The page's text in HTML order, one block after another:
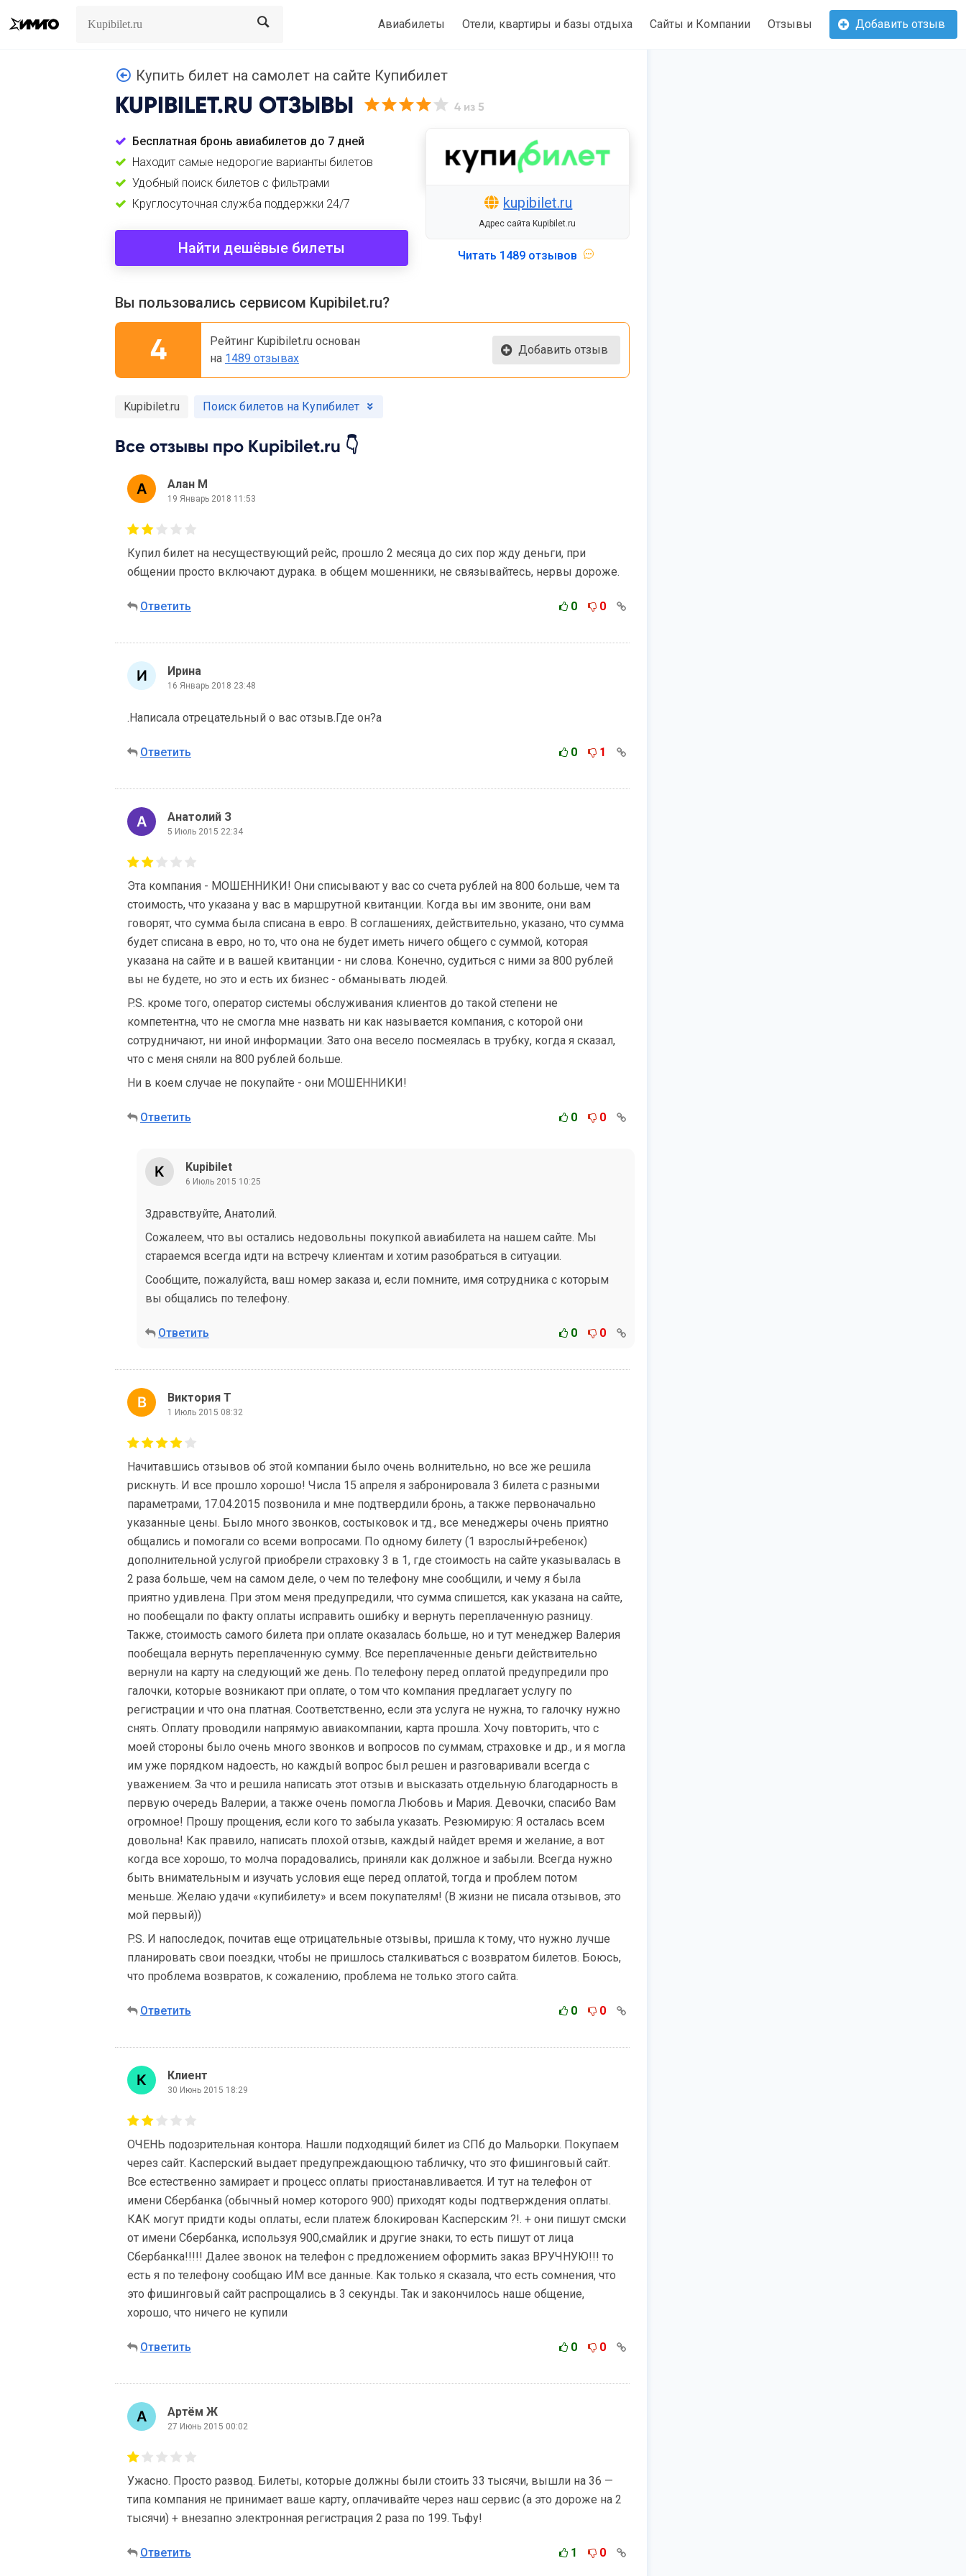
Search Авиабилеты Отели, квартиры и базы отдыха Сайты и Компании Отзывы Добавить отзыв
Купить билет на самолет на сайте Купибилет
KUPIBILET.RU ОТЗЫВЫ 4 из 5
Бесплатная бронь авиабилетов до 7 дней
Находит самые недорогие варианты билетов
Удобный поиск билетов с фильтрами
Круглосуточная служба поддержки 24/7
Найти дешёвые билеты
kupibilet.ru
Адрес сайта Kupibilet.ru
Читать 1489 отзывов
Вы пользовались сервисом Kupibilet.ru?
4
Рейтинг Kupibilet.ru основан
на 1489 отзывах
Добавить отзыв
Kupibilet.ru Поиск билетов на Купибилет
Все отзывы про Kupibilet.ru 👇
Алан М
19 Январь 2018 11:53
Купил билет на несуществующий рейс, прошло 2 месяца до сих пор жду деньги, при
общении просто включают дурака. в общем мошенники, не связывайтесь, нервы дороже.
Ответить 0 0
Ирина
16 Январь 2018 23:48
.Написала отрецательный о вас отзыв.Где он?а
Ответить 0 1
Анатолий З
5 Июль 2015 22:34
Эта компания - МОШЕННИКИ! Они списывают у вас со счета рублей на 800 больше, чем та
стоимость, что указана у вас в маршрутной квитанции. Когда вы им звоните, они вам
говорят, что сумма была списана в евро. В соглашениях, действительно, указано, что сумма
будет списана в евро, но то, что она не будет иметь ничего общего с суммой, которая
указана на сайте и в вашей квитанции - ни слова. Конечно, судиться с ними за 800 рублей
вы не будете, но это и есть их бизнес - обманывать людей.
P.S. кроме того, оператор системы обслуживания клиентов до такой степени не
компетентна, что не смогла мне назвать ни как называется компания, с которой они
сотрудничают, ни иной информации. Зато она весело посмеялась в трубку, когда я сказал,
что с меня сняли на 800 рублей больше.
Ни в коем случае не покупайте - они МОШЕННИКИ!
Ответить 0 0
Kupibilet
6 Июль 2015 10:25
Здравствуйте, Анатолий.
Сожалеем, что вы остались недовольны покупкой авиабилета на нашем сайте. Мы
стараемся всегда идти на встречу клиентам и хотим разобраться в ситуации.
Сообщите, пожалуйста, ваш номер заказа и, если помните, имя сотрудника с которым
вы общались по телефону.
Ответить 0 0
Виктория Т
1 Июль 2015 08:32
Начитавшись отзывов об этой компании было очень волнительно, но все же решила
рискнуть. И все прошло хорошо! Числа 15 апреля я забронировала 3 билета с разными
параметрами, 17.04.2015 позвонила и мне подтвердили бронь, а также первоначально
указанные цены. Было много звонков, состыковок и тд., все менеджеры очень приятно
общались и помогали со всеми вопросами. По одному билету (1 взрослый+ребенок)
дополнительной услугой приобрели страховку 3 в 1, где стоимость на сайте указывалась в
2 раза больше, чем на самом деле, о чем по телефону мне сообщили, и чему я была
приятно удивлена. При этом меня предупредили, что сумма спишется, как указана на сайте,
но пообещали по факту оплаты исправить ошибку и вернуть переплаченную разницу.
Также, стоимость самого билета при оплате оказалась больше, но и тут менеджер Валерия
пообещала вернуть переплаченную сумму. Все переплаченные деньги действительно
вернули на карту на следующий же день. По телефону перед оплатой предупредили про
галочки, которые возникают при оплате, о том что компания предлагает услугу по
регистрации и что она платная. Соответственно, если эта услуга не нужна, то галочку нужно
снять. Оплату проводили напрямую авиакомпании, карта прошла. Хочу повторить, что с
моей стороны было очень много звонков и вопросов по суммам, страховке и др., и я могла
им уже порядком надоесть, но каждый вопрос был решен и разговаривали всегда с
уважением. За что и решила написать этот отзыв и высказать отдельную благодарность в
первую очередь Валерии, а также очень помогла Любовь и Мария. Девочки, спасибо Вам
огромное! Прошу прощения, если кого то забыла указать. Резюмирую: Я осталась всем
довольна! Как правило, написать плохой отзыв, каждый найдет время и желание, а вот
когда все хорошо, то молча порадовались, приняли как должное и забыли. Всегда нужно
быть внимательным и изучать условия еще перед оплатой, тогда и проблем потом
меньше. Желаю удачи «купибилету» и всем покупателям! (В жизни не писала отзывов, это
мой первый))
P.S. И напоследок, почитав еще отрицательные отзывы, пришла к тому, что нужно лучше
планировать свои поездки, чтобы не пришлось сталкиваться с возвратом билетов. Боюсь,
что проблема возвратов, к сожалению, проблема не только этого сайта.
Ответить 0 0
Клиент
30 Июнь 2015 18:29
ОЧЕНЬ подозрительная контора. Нашли подходящий билет из СПб до Мальорки. Покупаем
через сайт. Касперский выдает предупреждающюю табличку, что это фишинговый сайт.
Все естественно замирает и процесс оплаты приостанавливается. И тут на телефон от
имени Сбербанка (обычный номер которого 900) приходят коды подтверждения оплаты.
КАК могут придти коды оплаты, если платеж блокирован Касперским ?!. + они пишут смски
от имени Сбербанка, используя 900,смайлик и другие знаки, то есть пишут от лица
Сбербанка!!!!! Далее звонок на телефон с предложением оформить заказ ВРУЧНУЮ!!! то
есть я по телефону сообщаю ИМ все данные. Как только я сказала, что есть сомнения, что
это фишинговый сайт распрощались в 3 секунды. Так и закончилось наше общение,
хорошо, что ничего не купили
Ответить 0 0
Артём Ж
27 Июнь 2015 00:02
Ужасно. Просто развод. Билеты, которые должны были стоить 33 тысячи, вышли на 36 —
типа компания не принимает ваше карту, оплачивайте через наш сервис (а это дороже на 2
тысячи) + внезапно электронная регистрация 2 раза по 199. Тьфу!
Ответить 1 0